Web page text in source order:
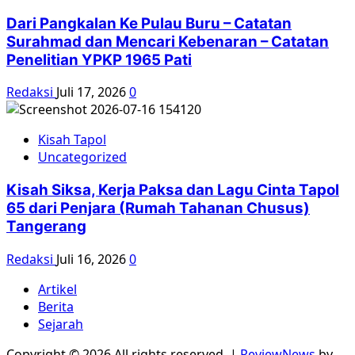
Dari Pangkalan Ke Pulau Buru – Catatan
Surahmad dan Mencari Kebenaran – Catatan
Penelitian YPKP 1965 Pati
Redaksi Juli 17, 20260
Kisah Tapol
Uncategorized
Kisah Siksa, Kerja Paksa dan Lagu Cinta Tapol
65 dari Penjara (Rumah Tahanan Chusus)
Tangerang
Redaksi Juli 16, 20260
Artikel
Berita
Sejarah